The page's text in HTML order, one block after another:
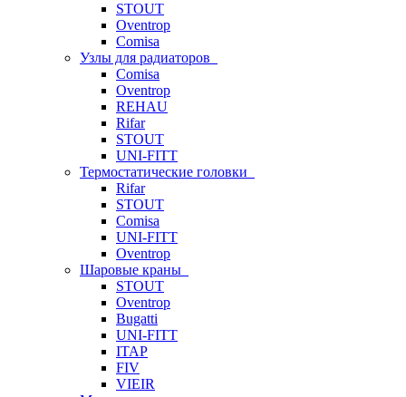
STOUT
Oventrop
Comisa
Узлы для радиаторов
Comisa
Oventrop
REHAU
Rifar
STOUT
UNI-FITT
Термостатические головки
Rifar
STOUT
Comisa
UNI-FITT
Oventrop
Шаровые краны
STOUT
Oventrop
Bugatti
UNI-FITT
ITAP
FIV
VIEIR